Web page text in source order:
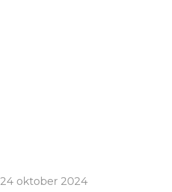
24 oktober 2024